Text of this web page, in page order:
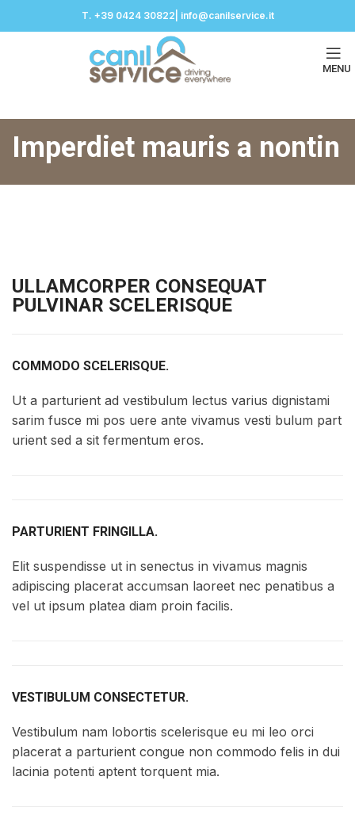
T. +39 0424 30822| info@canilservice.it
MENU
Imperdiet mauris a nontin
ULLAMCORPER CONSEQUAT
PULVINAR SCELERISQUE
COMMODO SCELERISQUE.
Ut a parturient ad vestibulum lectus varius dignistami
sarim fusce mi pos uere ante vivamus vesti bulum part
urient sed a sit fermentum eros.
PARTURIENT FRINGILLA.
Elit suspendisse ut in senectus in vivamus magnis
adipiscing placerat accumsan laoreet nec penatibus a
vel ut ipsum platea diam proin facilis.
VESTIBULUM CONSECTETUR.
Vestibulum nam lobortis scelerisque eu mi leo orci
placerat a parturient congue non commodo felis in dui
lacinia potenti aptent torquent mia.